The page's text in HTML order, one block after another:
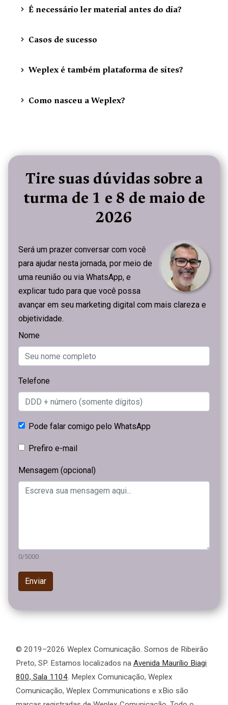
É necessário ler material antes do dia?
Casos de sucesso
Weplex é também plataforma de sites?
Como nasceu a Weplex?
Tire suas dúvidas sobre a
turma de 1 e 8 de maio de
2026
Será um prazer conversar com você
para ajudar nesta jornada, por meio de
uma reunião ou via WhatsApp, e
explicar tudo para que você possa
avançar em seu marketing digital com mais clareza e
objetividade.
Nome
Telefone
Pode falar comigo pelo WhatsApp
Prefiro e-mail
Mensagem (opcional)
0/5000
Enviar
© 2019–2026 Weplex Comunicação. Somos de Ribeirão
Preto, SP. Estamos localizados na Avenida Maurílio Biagi
800, Sala 1104. Meplex Comunicação, Weplex
Comunicação, Weplex Communications e xBio são